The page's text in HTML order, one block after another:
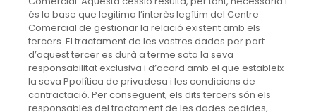
és la base que legitima l’interès legítim del Centre
Comercial de gestionar la relació existent amb els
tercers. El tractament de les vostres dades per part
d’aquest tercer es durà a terme sota la seva
responsabilitat exclusiva i d’acord amb el que estableix
la seva Ppolítica de privadesa i les condicions de
contractació. Per consegüent, els dits tercers són els
responsables del tractament de les dades cedides,